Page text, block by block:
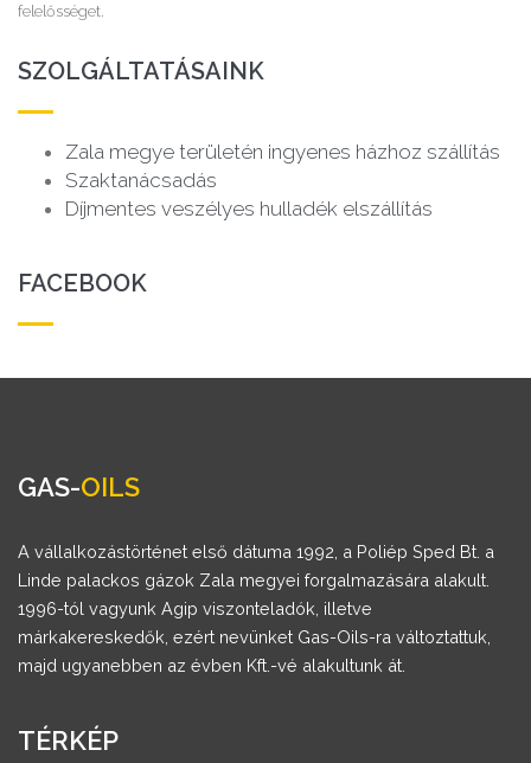
felelősséget.
SZOLGÁLTATÁSAINK
Zala megye területén ingyenes házhoz szállítás
Szaktanácsadás
Díjmentes veszélyes hulladék elszállítás
FACEBOOK
GAS-OILS
A vállalkozástörténet első dátuma 1992, a Poliép Sped Bt. a
Linde palackos gázok Zala megyei forgalmazására alakult.
1996-tól vagyunk Agip viszonteladók, illetve
márkakereskedők, ezért nevünket Gas-Oils-ra változtattuk,
majd ugyanebben az évben Kft.-vé alakultunk át.
TÉRKÉP